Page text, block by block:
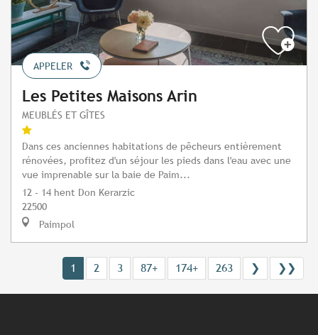
APPELER
Les Petites Maisons Arin
MEUBLÉS ET GÎTES
Dans ces anciennes habitations de pêcheurs entièrement
rénovées, profitez d'un séjour les pieds dans l'eau avec une
vue imprenable sur la baie de Paim...
12 - 14 hent Don Kerarzic
22500
Paimpol
1 2 3 87+ 174+ 263 ❯ ❯❯